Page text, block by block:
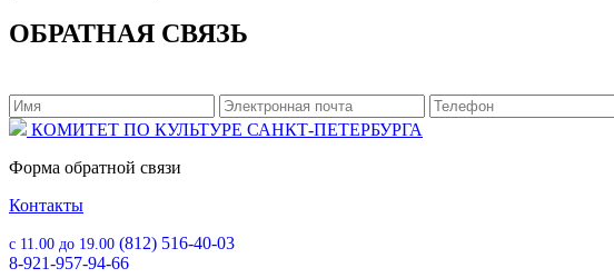
ОБРАТНАЯ СВЯЗЬ
КОМИТЕТ ПО КУЛЬТУРЕ САНКТ-ПЕТЕРБУРГА
Форма обратной связи
Контакты
с 11.00 до 19.00 (812) 516-40-03
8-921-957-94-66